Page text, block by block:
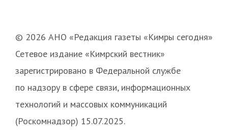
© 2026 АНО «Редакция газеты «Кимры сегодня»
Сетевое издание «Кимрский вестник»
зарегистрировано в Федеральной службе
по надзору в сфере связи, информационных
технологий и массовых коммуникаций
(Роскомнадзор) 15.07.2025.